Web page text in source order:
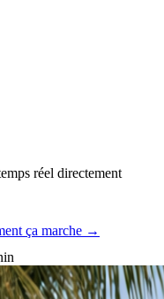
réel directement
ça marche →